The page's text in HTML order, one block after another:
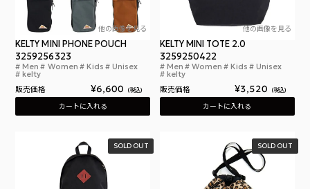
他の画像を見る
ケルティ ミニ フォン ポーチ CORDURA NYLON
KELTY MINI PHONE POUCH
3259256323
Men Women Kids Unisex
kelty
販売価格 ¥6,600 税込
カートに入れる
他の画像を見る
KELTY MINI TOTE 2.0
3259250422
Men Women Kids Unisex
kelty
販売価格 ¥3,520 税込
カートに入れる
SOLD OUT SOLD OUT